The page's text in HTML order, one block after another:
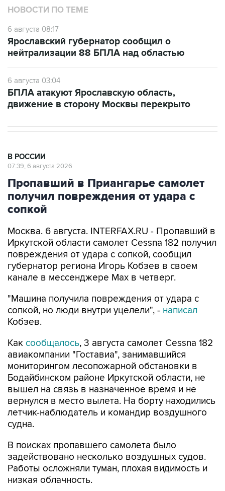
НОВОСТИ ПО ТЕМЕ
6 августа 08:17
Ярославский губернатор сообщил о
нейтрализации 88 БПЛА над областью
6 августа 03:04
БПЛА атакуют Ярославскую область,
движение в сторону Москвы перекрыто
В РОССИИ
07:39, 6 августа 2026
Пропавший в Приангарье самолет
получил повреждения от удара с
сопкой
Москва. 6 августа. INTERFAX.RU - Пропавший в
Иркутской области самолет Cessna 182 получил
повреждения от удара с сопкой, сообщил
губернатор региона Игорь Кобзев в своем
канале в мессенджере Мах в четверг.
"Машина получила повреждения от удара с
сопкой, но люди внутри уцелели", - написал
Кобзев.
Как сообщалось, 3 августа самолет Cessna 182
авиакомпании "Гоставиа", занимавшийся
мониторингом лесопожарной обстановки в
Бодайбинском районе Иркутской области, не
вышел на связь в назначенное время и не
вернулся в место вылета. На борту находились
летчик-наблюдатель и командир воздушного
судна.
В поисках пропавшего самолета было
задействовано несколько воздушных судов.
Работы осложняли туман, плохая видимость и
низкая облачность.